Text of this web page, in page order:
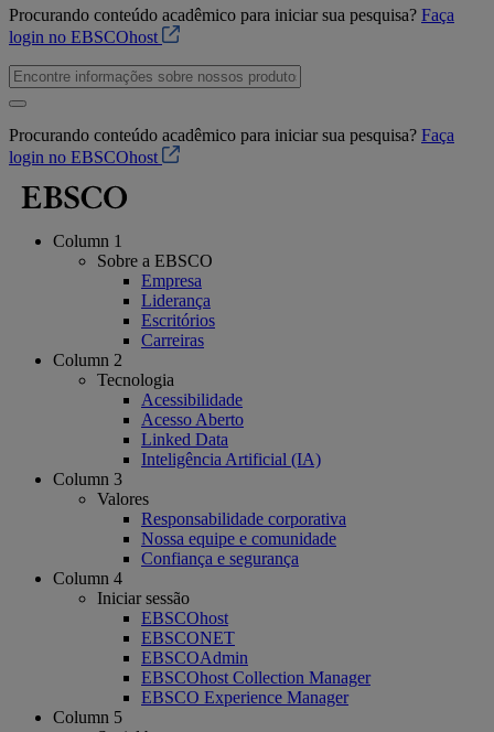
Procurando conteúdo acadêmico para iniciar sua pesquisa? Faça
login no EBSCOhost
Procurando conteúdo acadêmico para iniciar sua pesquisa? Faça
login no EBSCOhost
Column 1
Sobre a EBSCO
Empresa
Liderança
Escritórios
Carreiras
Column 2
Tecnologia
Acessibilidade
Acesso Aberto
Linked Data
Inteligência Artificial (IA)
Column 3
Valores
Responsabilidade corporativa
Nossa equipe e comunidade
Confiança e segurança
Column 4
Iniciar sessão
EBSCOhost
EBSCONET
EBSCOAdmin
EBSCOhost Collection Manager
EBSCO Experience Manager
Column 5